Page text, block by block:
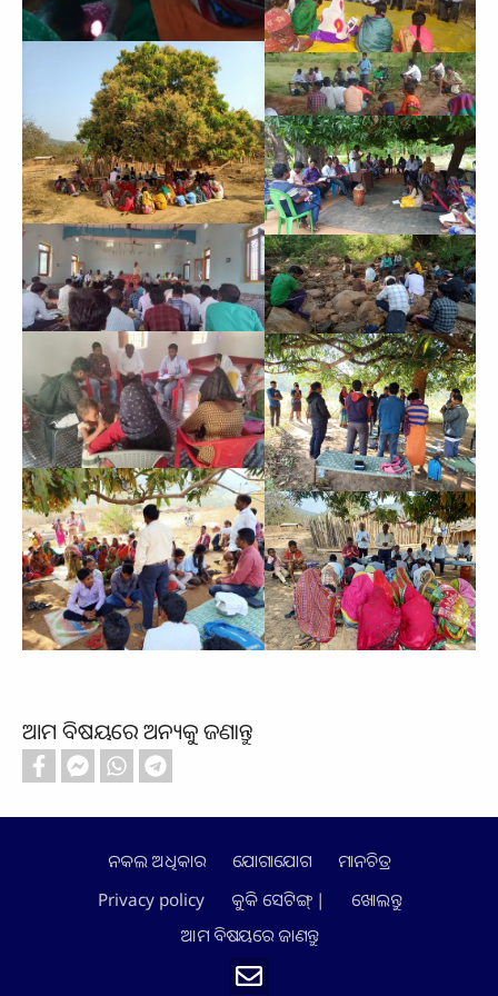
ଆମ ବିଷୟରେ ଅନ୍ୟକୁ ଜଣାନ୍ତୁ
Footer
ନକଲ ଅଧିକାର ଯୋଗାଯୋଗ
ମାନଚିତ୍ର
Privacy policy
କୁକି ସେଟିଙ୍ଗ୍ |
ଖୋଲନ୍ତୁ
ଆମ ବିଷୟରେ ଜାଣନ୍ତୁ